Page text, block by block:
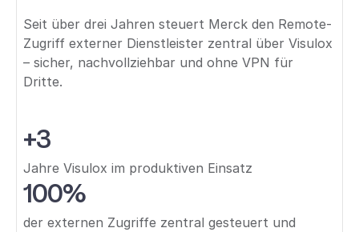
Seit über drei Jahren steuert Merck den Remote-
Zugriff externer Dienstleister zentral über Visulox
– sicher, nachvollziehbar und ohne VPN für
Dritte.
+3
Jahre Visulox im produktiven Einsatz
100%
der externen Zugriffe zentral gesteuert und